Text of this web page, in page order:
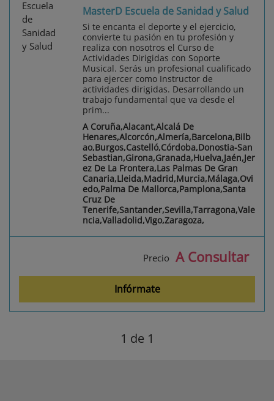
MasterD Escuela de Sanidad y Salud
Si te encanta el deporte y el ejercicio,
convierte tu pasión en tu profesión y
realiza con nosotros el Curso de
Actividades Dirigidas con Soporte
Musical. Serás un profesional cualificado
para ejercer como Instructor de
actividades dirigidas. Desarrollando un
trabajo fundamental que va desde el
prim...
A Coruña,Alacant,Alcalá De
Henares,Alcorcón,Almería,Barcelona,Bilb
ao,Burgos,Castelló,Córdoba,Donostia-San
Sebastian,Girona,Granada,Huelva,Jaén,Jer
ez De La Frontera,Las Palmas De Gran
Canaria,Lleida,Madrid,Murcia,Málaga,Ovi
edo,Palma De Mallorca,Pamplona,Santa
Cruz De
Tenerife,Santander,Sevilla,Tarragona,Vale
ncia,Valladolid,Vigo,Zaragoza,
Precio A Consultar
Infórmate
1 de 1